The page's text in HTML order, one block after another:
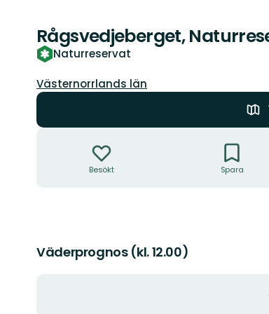
Rågsvedjeberget,
Naturreservat
Län:
Västernorrlands län
Besökt Spara
Väderprognos (kl. 12.00)